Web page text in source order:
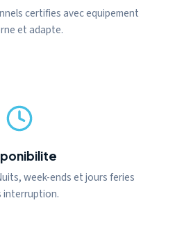
certifies avec equipement
et adapte.
week-ends et jours feries
interruption.